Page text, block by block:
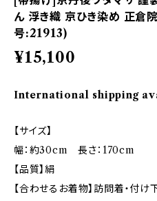
ん 浮き織 京ひき染め 正倉
号:21913)
¥15,100
International shipping
【サイズ】
幅：約30cm 長さ：170cm
【品質】絹
【合わせるお着物】訪問着・付け